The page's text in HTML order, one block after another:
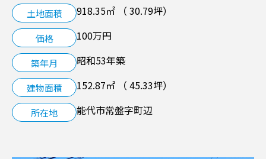
土地面積 918.35㎡ （ 30.79坪）
価格 100万円
築年月 昭和53年築
建物面積 152.87㎡ （ 45.33坪）
所在地 能代市常盤字町辺